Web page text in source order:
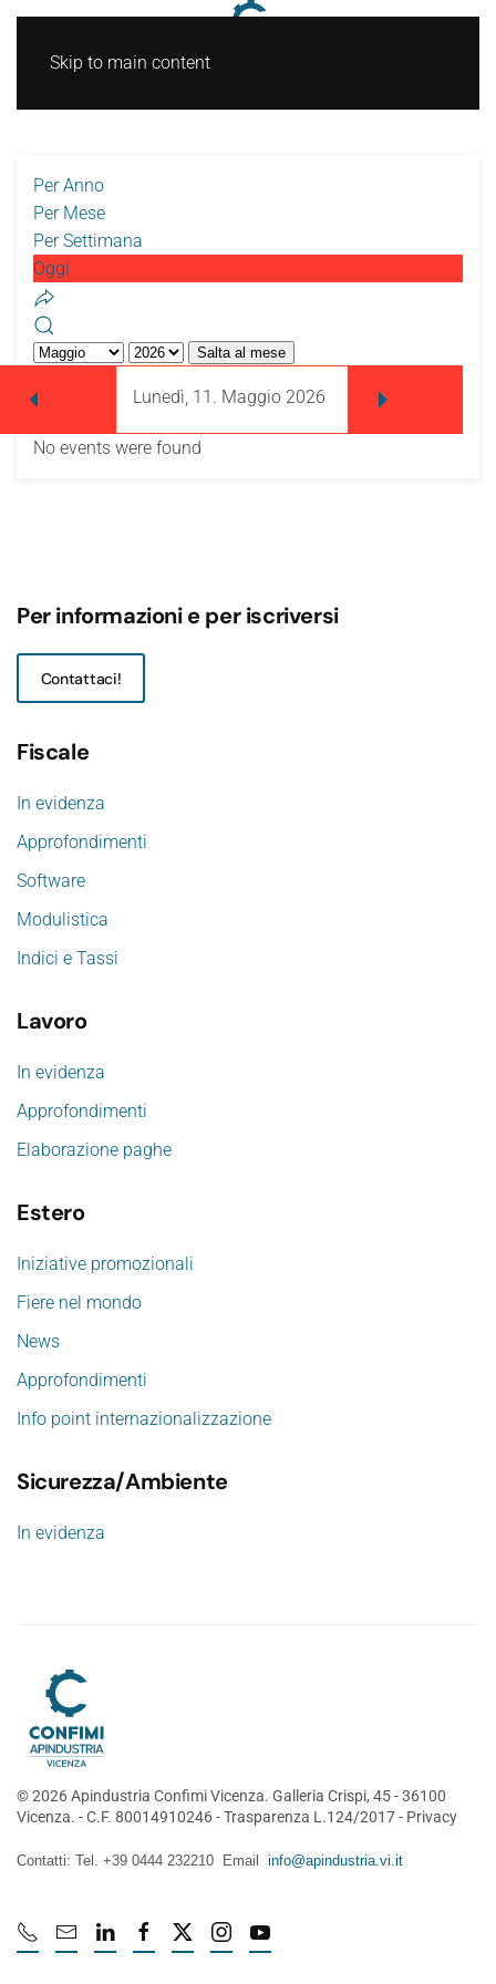
Skip to main content
Per Anno
Per Mese
Per Settimana
Oggi
Salta al mese
Lunedì, 11. Maggio 2026
No events were found
Per informazioni e per iscriversi
Contattaci!
Fiscale
In evidenza
Approfondimenti
Software
Modulistica
Indici e Tassi
Lavoro
In evidenza
Approfondimenti
Elaborazione paghe
Estero
Iniziative promozionali
Fiere nel mondo
News
Approfondimenti
Info point internazionalizzazione
Sicurezza/Ambiente
In evidenza
©2026Apindustria Confimi Vicenza. Galleria Crispi, 45 - 36100
Vicenza. - C.F. 80014910246 -Trasparenza L.124/2017- Privacy
Contatti: Tel. +39 0444 232210 Email info@apindustria.vi.it